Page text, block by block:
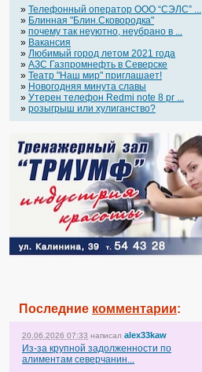
» Телефонный оператор OOO “СЭЛС” ...
» Блинная "Блин.Сковородка"
» почему так неуютно, неубрано в ...
» Вакансия
» Любимый город летом 2021 года
» АЗС Газпромнефть в Северске
» Театр "Наш мир" приглашает!
» Новогодняя минута славы
» Утерен телефон Redmi note 8 pr ...
» розыгрыш или хулиганство?
Последние комментарии:
20.06.2026 07:33 написал alex33kaw
Из-за крупной задолженности по
алиментам северчанин...